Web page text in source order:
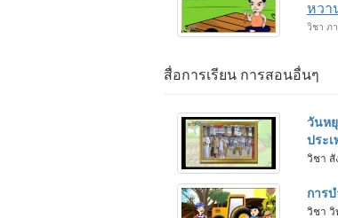
หวา
วิชา ภ
สื่อการเรียน การสอนอื่นๆ
วันห
ประ
วิชา
การ
วิชา